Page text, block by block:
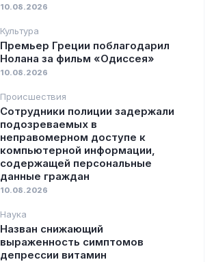
10.08.2026
Культура
Премьер Греции поблагодарил
Нолана за фильм «Одиссея»
10.08.2026
Происшествия
Сотрудники полиции задержали
подозреваемых в
неправомерном доступе к
компьютерной информации,
содержащей персональные
данные граждан
10.08.2026
Наука
Назван снижающий
выраженность симптомов
депрессии витамин